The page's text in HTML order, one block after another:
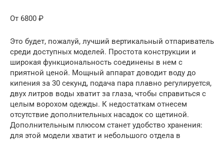
От 6800 ₽
Это будет, пожалуй, лучший вертикальный отпариватель
среди доступных моделей. Простота конструкции и
широкая функциональность соединены в нем с
приятной ценой. Мощный аппарат доводит воду до
кипения за 30 секунд, подача пара плавно регулируется,
двух литров воды хватит за глаза, чтобы справиться с
целым ворохом одежды. К недостаткам отнесем
отсутствие дополнительных насадок со щетиной.
Дополнительным плюсом станет удобство хранения:
для этой модели хватит и небольшого отдела в